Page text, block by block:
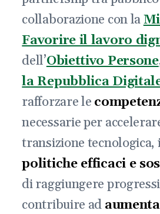
collaborazione con la
Favorire il lavoro
dell’Obiettivo Persone
la Repubblica
rafforzare le
necessarie per
transizione
politiche efficaci e
di raggiungere
contribuire ad